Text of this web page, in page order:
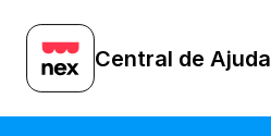
Central de Ajuda